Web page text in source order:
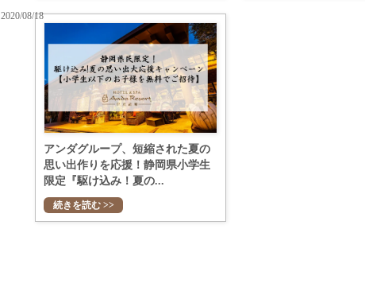
アンダグループ、短縮された夏の
思い出作りを応援！静岡県小学生
限定『駆け込み！夏の...
2020/08/18
続きを読む >>